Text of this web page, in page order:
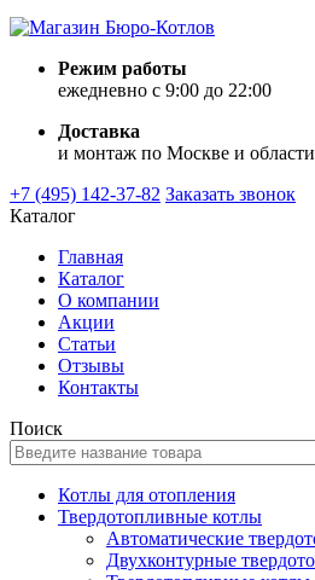
Режим работы
ежедневно с 9:00 до 22:00
Доставка
и монтаж по Москве и
+7 (495) 142-37-82 Заказать звонок
Каталог
Главная
Каталог
О компании
Акции
Статьи
Отзывы
Контакты
Поиск
Котлы для отопления
Твердотопливные котлы
Автоматические
Двухконтурные